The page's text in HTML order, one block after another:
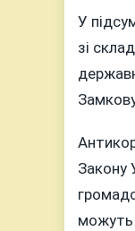
У
зі
Закону
можуть